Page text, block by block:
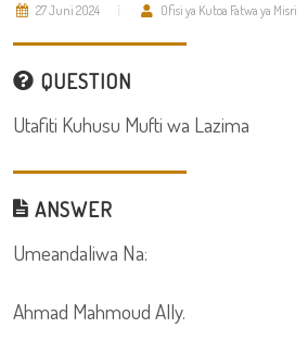
27 Juni 2024 Ofisi ya Kutoa Fatwa ya Misri
QUESTION
Utafiti Kuhusu Mufti wa Lazima
ANSWER
Umeandaliwa Na:
Ahmad Mahmoud Ally.